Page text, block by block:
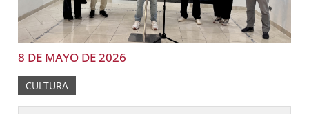
8 DE MAYO DE 2026
CULTURA